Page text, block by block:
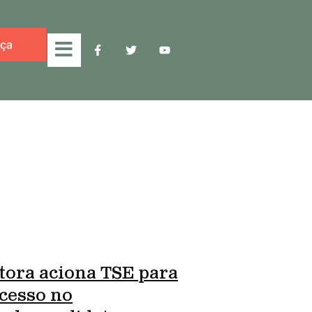
aciona TSE para
no